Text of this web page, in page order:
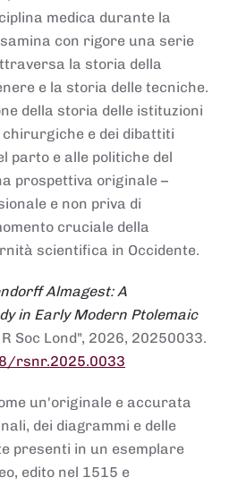
medica durante la
con rigore una serie
la storia della
e la storia delle tecniche.
della storia delle istituzioni
e dei dibattiti
parto e alle politiche del
prospettiva originale –
e non priva di
cruciale della
scientifica in Occidente.
Almagest: A
in Early Modern Ptolemaic
Soc Lond", 2026, 20250033.
rsnr.2025.0033
un'originale e accurata
dei diagrammi e delle
presenti in un esemplare
edito nel 1515 e